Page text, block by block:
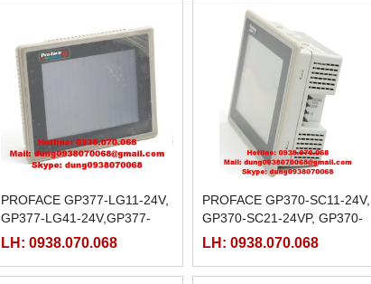
PROFACE GP377-LG11-24V,
GP377-LG41-24V,GP377-
SC11-24V,GP377-SC41-24V
LH: 0938.070.068
PROFACE GP370-SC11-24V,
GP370-SC21-24VP, GP370-
SC31-24VP, GP370-SC41-
LH: 0938.070.068